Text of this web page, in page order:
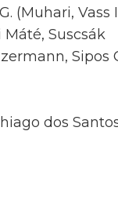
(Muhari, Vass
Máté, Suscsák
Sipos
dos